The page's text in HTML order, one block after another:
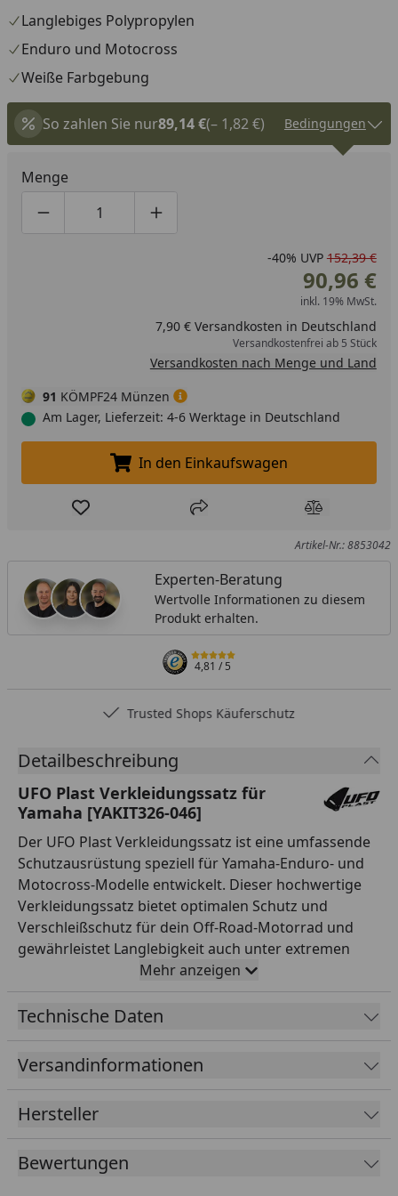
Langlebiges Polypropylen
Enduro und Motocross
Weiße Farbgebung
So zahlen Sie nur89,14 €(– 1,82 €) Bedingungen
Menge
Produktmenge um eins verringern
Produktmenge manuell eingeben
Produktmenge um eins erhöhen
-40% UVP 152,39 €
90,96 €
inkl. 19% MwSt.
7,90 € Versandkosten in Deutschland
Versandkostenfrei ab 5 Stück
Versandkosten nach Menge und Land
91 KÖMPF24 Münzen
Am Lager, Lieferzeit: 4-6 Werktage in Deutschland
In den Einkaufswagen legen
In den Einkaufswagen
Produkt zur Wunschliste hinzufügen
Teilen Produkt
Artikel-Nr.: 8853042
Experten-Beratung
Wertvolle Informationen zu diesem
Produkt erhalten.
4,81/ 5
Trusted Shops Käuferschutz
Detailbeschreibung
UFO Plast Verkleidungssatz für
Yamaha [YAKIT326-046]
Der UFO Plast Verkleidungssatz ist eine umfassende
Schutzausrüstung speziell für Yamaha-Enduro- und
Motocross-Modelle entwickelt. Dieser hochwertige
Verkleidungssatz bietet optimalen Schutz und
Verschleißschutz für dein Off-Road-Motorrad und
gewährleistet Langlebigkeit auch unter extremen
Bedingungen. Der Satz besteht aus robustem
Polypropylen (PP), einem bewährten Material, das für
seine Strapazierfähigkeit, Stoßresistenz und lange
eine komplette Ausstattung: Startnummerntafel,
Kühlerabdeckung, Seitenverkleidung, Kotflügel vorne
Yamaha-Modelle entwickelt und ermöglicht eine
einfache, schnelle Montage ohne Spezialwerkzeuge.
Die weiße Farbgebung verleiht deinem Motorrad ein
Mehr anzeigen
Technische Daten
Versandinformationen
Hersteller
Bewertungen